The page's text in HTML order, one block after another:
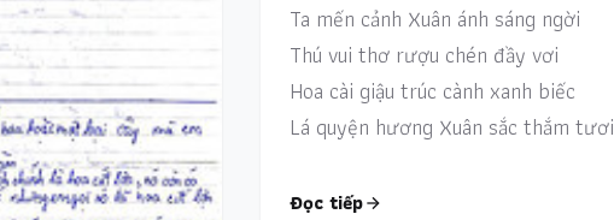
Ta mến cảnh Xuân ánh sáng ngời
Thú vui thơ rượu chén đầy vơi
Hoa cài giậu trúc cành xanh biếc
Lá quyện hương Xuân sắc thắm tươi
Đọc tiếp